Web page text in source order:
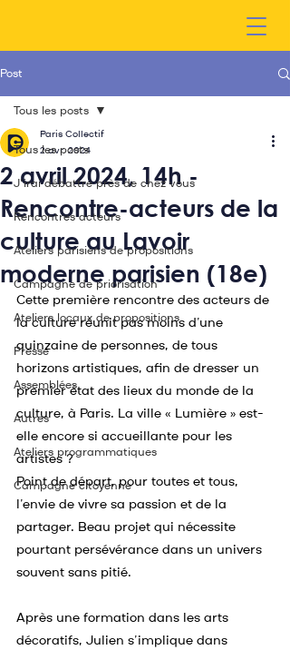
Post
Tous les posts
J'irai débattre près de chez vous
Rencontres acteurs
Ateliers parisiens de propositions
Campagne de priorisation
Ateliers locaux de propositions
Presse
Assemblées
Autres
Ateliers programmatiques
Campagne citoyenne
Tous les posts
2 avril 2024, 14h -
Rencontre-acteurs de la
culture au Lavoir
moderne parisien (18e)
Paris Collectif
2 avr. 2024
Cette première rencontre des acteurs de
la culture réunit pas moins d’une
quinzaine de personnes, de tous
horizons artistiques, afin de dresser un
premier état des lieux du monde de la
culture, à Paris. La ville « Lumière » est-
elle encore si accueillante pour les
artistes ?
Point de départ, pour toutes et tous,
l’envie de vivre sa passion et de la
partager. Beau projet qui nécessite
pourtant persévérance dans un univers
souvent sans pitié.
Après une formation dans les arts
décoratifs, Julien s’implique dans